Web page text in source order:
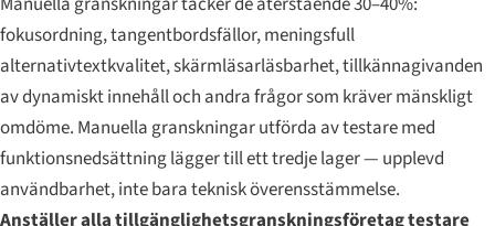
fokusordning, tangentbordsfällor, meningsfull
alternativtextkvalitet, skärmläsarläsbarhet, tillkännagivanden
av dynamiskt innehåll och andra frågor som kräver mänskligt
omdöme. Manuella granskningar utförda av testare med
funktionsnedsättning lägger till ett tredje lager — upplevd
användbarhet, inte bara teknisk överensstämmelse.
Anställer alla tillgänglighetsgranskningsföretag testare